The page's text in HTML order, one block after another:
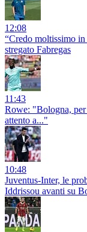
12:08
“Credo moltissimo
stregato Fabregas
11:43
Rowe: "Bologna, per
attento a..."
10:48
Juventus-Inter, le
Iddrissou avanti su